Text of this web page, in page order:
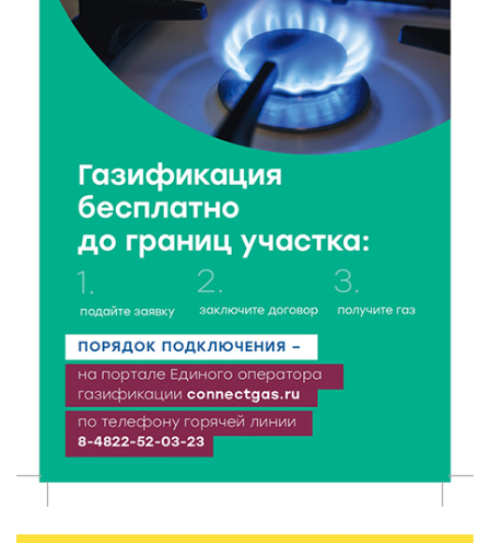
Виталий Королев запустил веловолну на Волге в
Калязине
8 Авг 2026 13:37 623
Чем удивит X Международный фестиваль «Калитка»
8 Авг 2026 12:37 353
Забыл вещи в транспорте? Рассказываем, что ждёт
пассажиров по новым правилам
8 Авг 2026 12:12 1165
Более 40 миллионов на металлургию получил бизнес
Твери
8 Авг 2026 11:37 384
От теории до практики: в детских лагерях Тверской